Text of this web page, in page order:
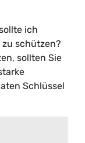
ich
schützen?
sollten Sie
Schlüssel